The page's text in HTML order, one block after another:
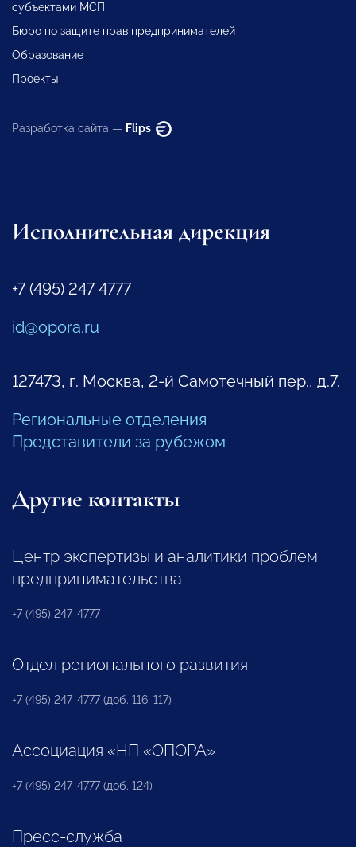
субъектами МСП
Бюро по защите прав предпринимателей
Образование
Проекты
Разработка сайта — Flips
Исполнительная дирекция
+7 (495) 247 4777
id@opora.ru
127473, г. Москва, 2-й Самотечный пер., д.7.
Региональные отделения
Представители за рубежом
Другие контакты
Центр экспертизы и аналитики проблем
предпринимательства
+7 (495) 247-4777
Отдел регионального развития
+7 (495) 247-4777 (доб. 116, 117)
Ассоциация «НП «ОПОРА»
+7 (495) 247-4777 (доб. 124)
Пресс-служба